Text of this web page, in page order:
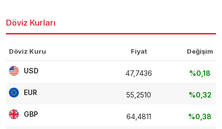
Döviz Kurları
Döviz Kuru Fiyat Değişim
USD 47,7436 %0,18
EUR 55,2510 %0,32
GBP 64,4811 %0,38